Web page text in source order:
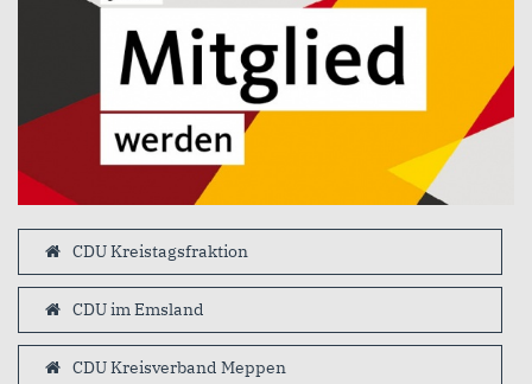
CDU Kreistagsfraktion
CDU im Emsland
CDU Kreisverband Meppen